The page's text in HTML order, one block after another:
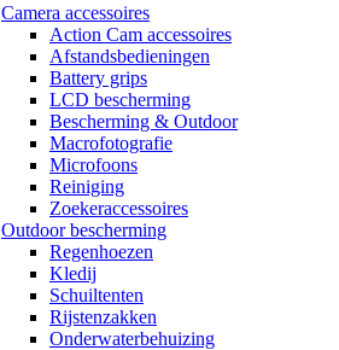
Camera accessoires
Action Cam accessoires
Afstandsbedieningen
Battery grips
LCD bescherming
Bescherming & Outdoor
Macrofotografie
Microfoons
Reiniging
Zoekeraccessoires
Outdoor bescherming
Regenhoezen
Kledij
Schuiltenten
Rijstenzakken
Onderwaterbehuizing